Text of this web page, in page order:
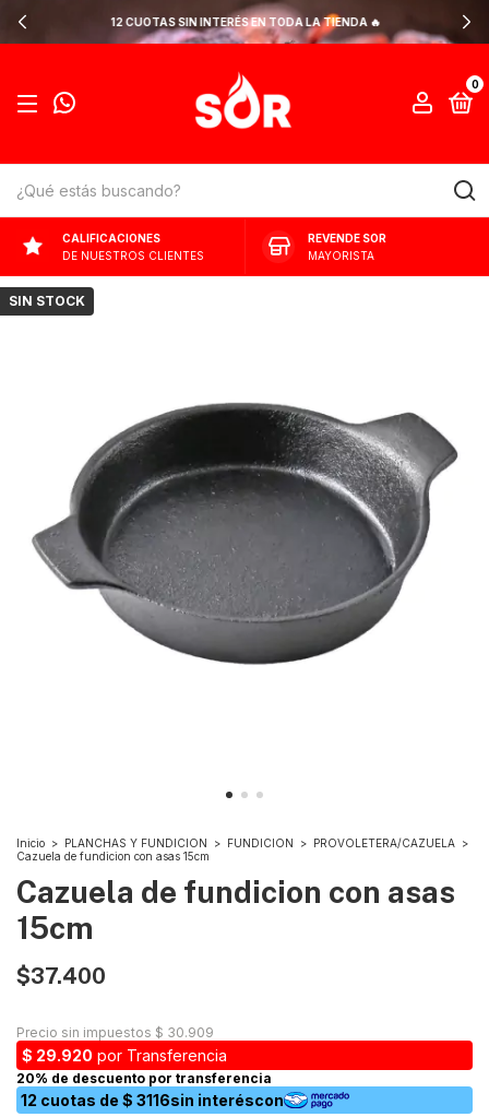
12 CUOTAS SIN INTERÉS EN TODA LA TIENDA 🔥
0
CALIFICACIONES
DE NUESTROS CLIENTES
REVENDE SOR
MAYORISTA
SIN STOCK
Inicio > PLANCHAS Y FUNDICION > FUNDICION > PROVOLETERA/CAZUELA >
Cazuela de fundicion con asas 15cm
Cazuela de fundicion con asas
15cm
$37.400